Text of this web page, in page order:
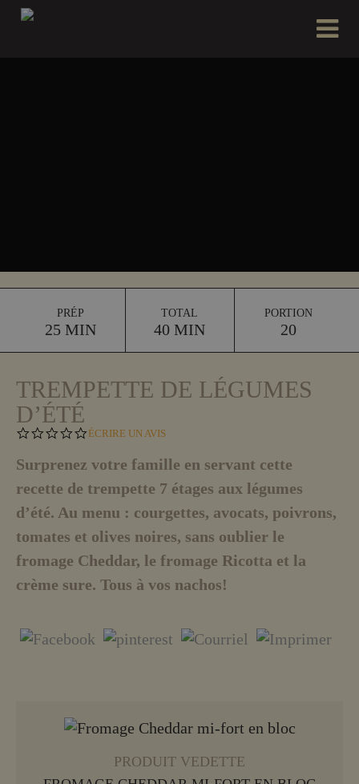
PRÉP
25 MIN
TOTAL
40 MIN
PORTION
20
TREMPETTE DE LÉGUMES
D’ÉTÉ
0
T
R
A
T
I
N
ÉCRIRE UN AVIS
Surprenez votre famille en servant cette
recette de trempette 7 étages aux légumes
d’été. Au menu : courgettes, avocats, poivrons,
tomates et olives noires, sans oublier le
fromage Cheddar, le fromage Ricotta et la
crème sure. Tous à vos nachos!
PRODUIT VEDETTE